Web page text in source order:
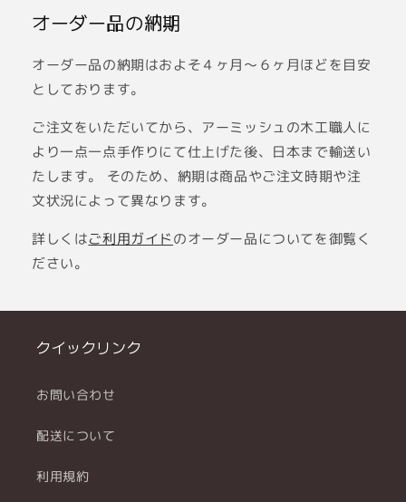
オーダー品の納期
オーダー品の納期はおよそ４ヶ月〜６ヶ月ほどを目安
としております。
ご注文をいただいてから、アーミッシュの木工職人に
より一点一点手作りにて仕上げた後、日本まで輸送い
たします。 そのため、納期は商品やご注文時期や注
文状況によって異なります。
詳しくはご利用ガイドのオーダー品についてを御覧く
ださい。
クイックリンク
お問い合わせ
配送について
利用規約